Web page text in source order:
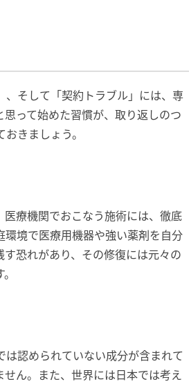
そして「契約トラブル」には、専
って始めた習慣が、取り返しのつ
きましょう。
療機関でおこなう施術には、徹底
境で医療用機器や強い薬剤を自分
恐れがあり、その修復には元々の
認められていない成分が含まれて
ん。また、世界には日本では考え